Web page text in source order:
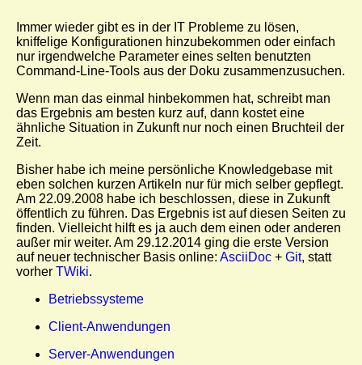
Immer wieder gibt es in der IT Probleme zu lösen,
kniffelige Konfigurationen hinzubekommen oder einfach
nur irgendwelche Parameter eines selten benutzten
Command-Line-Tools aus der Doku zusammenzusuchen.
Wenn man das einmal hinbekommen hat, schreibt man
das Ergebnis am besten kurz auf, dann kostet eine
ähnliche Situation in Zukunft nur noch einen Bruchteil der
Zeit.
Bisher habe ich meine persönliche Knowledgebase mit
eben solchen kurzen Artikeln nur für mich selber gepflegt.
Am 22.09.2008 habe ich beschlossen, diese in Zukunft
öffentlich zu führen. Das Ergebnis ist auf diesen Seiten zu
finden. Vielleicht hilft es ja auch dem einen oder anderen
außer mir weiter. Am 29.12.2014 ging die erste Version
auf neuer technischer Basis online: AsciiDoc + Git, statt
vorher TWiki.
Betriebssysteme
Client-Anwendungen
Server-Anwendungen